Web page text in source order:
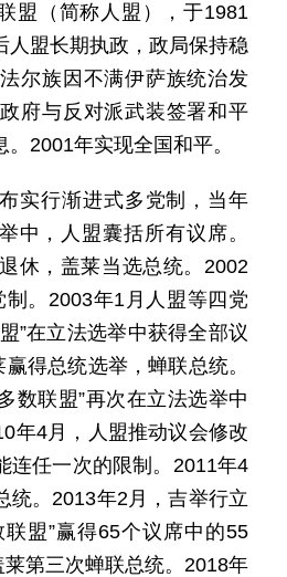
盟（简称人盟），于1981
人盟长期执政，政局保持稳
尔族因不满伊萨族统治发
府与反对派武装签署和平
2001年实现全国和平。
实行渐进式多党制，当年
中，人盟囊括所有议席。
休，盖莱当选总统。2002
。2003年1月人盟等四党
”在立法选举中获得全部议
得总统选举，蝉联总统。
数联盟”再次在立法选举中
年4月，人盟推动议会修改
连任一次的限制。2011年4
统。2013年2月，吉举行立
盟”赢得65个议席中的55
第三次蝉联总统。2018年